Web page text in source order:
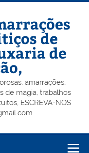
de
de
amarrações,
de magia, trabalhos
ESCREVA-NOS